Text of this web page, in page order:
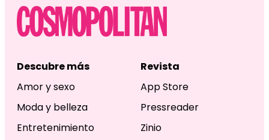
Descubre más
Amor y sexo
Moda y belleza
Entretenimiento
Revista
App Store
Pressreader
Zinio